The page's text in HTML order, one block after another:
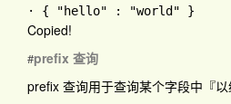
· { "hello" : "world"
Copied!
#prefix 查询
prefix 查询用于查询某个字段中『以